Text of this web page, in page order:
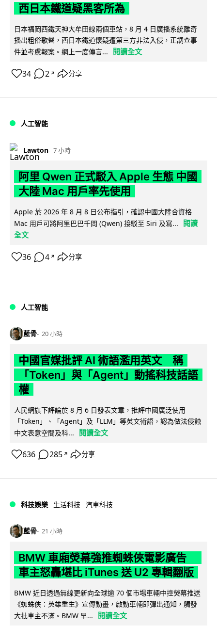
西日本鐵道疑黑客所為
日本福岡西鐵天神大牟田線兩個車站，8 月 4 日廣播系統離奇
播出粗俗歌聲，西日本鐵道懷疑遭第三方非法入侵，正調查事
件並考慮報案。網上一度傳言...
閱讀全文
34 2 ↗ 分享
人工智能
Lawton 7 小時
阿里 Qwen 正式駁入 Apple 生態 中國
大陸 Mac 用戶率先使用
Apple 於 2026 年 8 月 8 日公布指引，確認中國大陸合資格
Mac 用戶可將阿里巴巴千問 (Qwen) 接駁至 Siri 及寫...
閱讀
全文
36 4 ↗ 分享
人工智能
藍骨 20 小時
中國官媒批評 AI 術語濫用英文 稱
「Token」與「Agent」動搖科技話語
權
人民網旗下評論於 8 月 6 日發表文章，批評中國廣泛使用
「Token」、「Agent」及「LLM」等英文術語，認為做法侵蝕
中文表意空間及科...
閱讀全文
636 285 ↗ 分享
科技娛樂 生活科技 汽車科技
藍骨 21 小時
BMW 車廂熒幕強推蜘蛛俠電影廣告
車主怒轟堪比 iTunes 送 U2 專輯翻版
BMW 近日透過無線更新向全球逾 70 個市場車輛中控熒幕推送
《蜘蛛俠：英雄重生》宣傳動畫，啟動車輛即彈出通知，觸發
大批車主不滿。BMW 早...
閱讀全文